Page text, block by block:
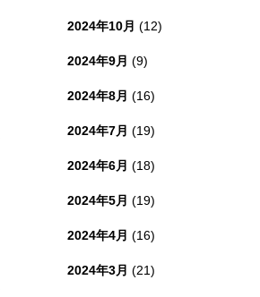
2024年10月 (12)
2024年9月 (9)
2024年8月 (16)
2024年7月 (19)
2024年6月 (18)
2024年5月 (19)
2024年4月 (16)
2024年3月 (21)